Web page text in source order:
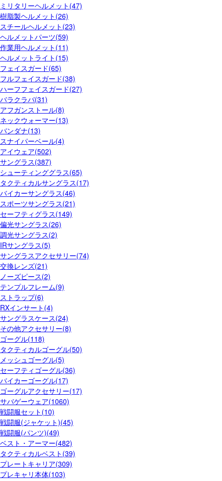
ミリタリーヘルメット(47)
樹脂製ヘルメット(26)
スチールヘルメット(23)
ヘルメットパーツ(59)
作業用ヘルメット(11)
ヘルメットライト(15)
フェイスガード(65)
フルフェイスガード(38)
ハーフフェイスガード(27)
バラクラバ(31)
アフガンストール(8)
ネックウォーマー(13)
バンダナ(13)
スナイパーベール(4)
アイウェア(502)
サングラス(387)
シューティンググラス(65)
タクティカルサングラス(17)
バイカーサングラス(46)
スポーツサングラス(21)
セーフティグラス(149)
偏光サングラス(26)
調光サングラス(2)
IRサングラス(5)
サングラスアクセサリー(74)
交換レンズ(21)
ノーズピース(2)
テンプルフレーム(9)
ストラップ(6)
RXインサート(4)
サングラスケース(24)
その他アクセサリー(8)
ゴーグル(118)
タクティカルゴーグル(50)
メッシュゴーグル(5)
セーフティゴーグル(36)
バイカーゴーグル(17)
ゴーグルアクセサリー(17)
サバゲーウェア(1060)
戦闘服セット(10)
戦闘服(ジャケット)(45)
戦闘服(パンツ)(49)
ベスト・アーマー(482)
タクティカルベスト(39)
プレートキャリア(309)
プレキャリ本体(103)